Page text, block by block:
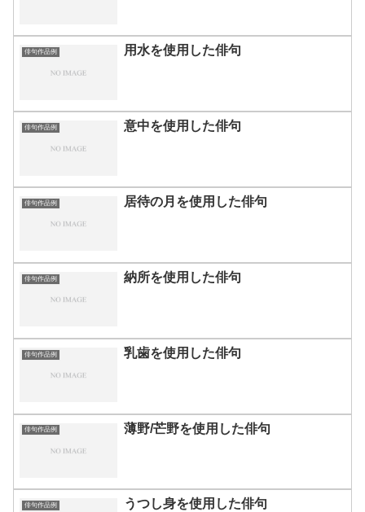
俳句作品例 用水を使用した俳句
俳句作品例 意中を使用した俳句
俳句作品例 居待の月を使用した俳句
俳句作品例 納所を使用した俳句
俳句作品例 乳歯を使用した俳句
俳句作品例 薄野/芒野を使用した俳句
俳句作品例 うつし身を使用した俳句